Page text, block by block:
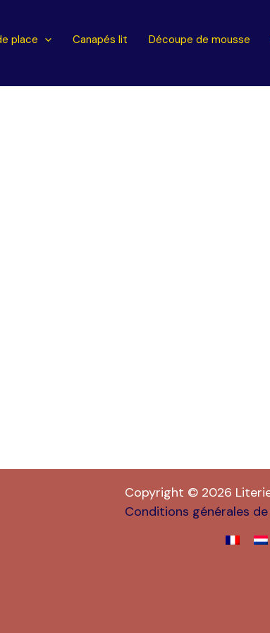
place Canapés lit Découpe de mousse
Copyright © 2026
Conditions générales